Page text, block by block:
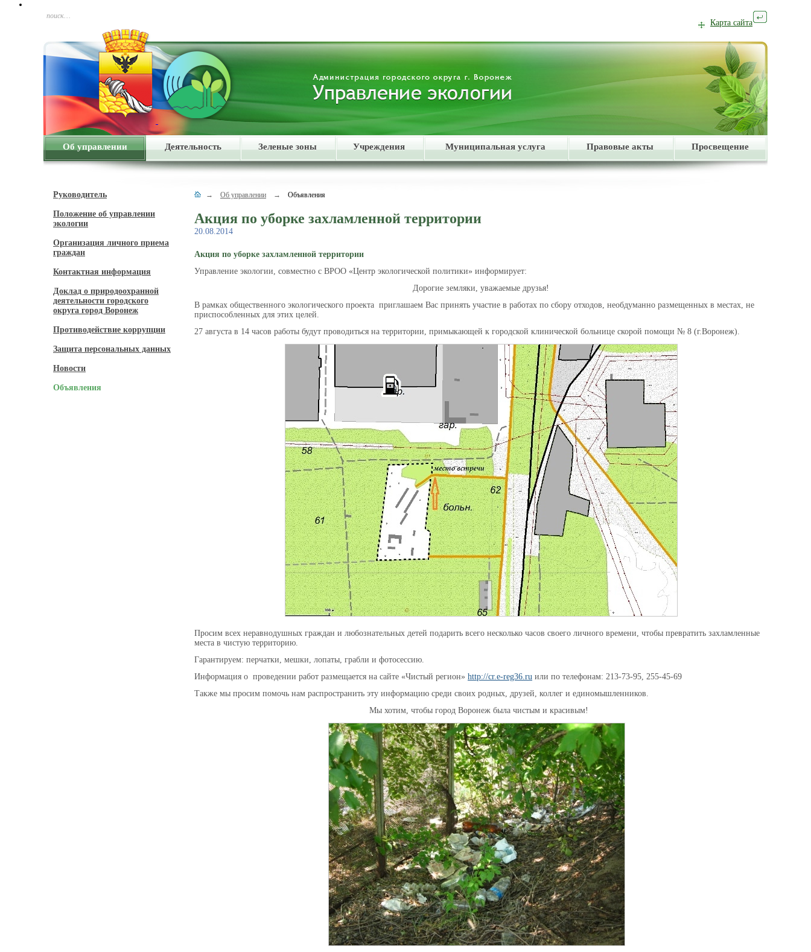
Карта сайта
поиск…
Об управлении Деятельность Зеленые зоны Учреждения Муниципальная услуга Правовые акты Просвещение
Руководитель
Положение об управлении
экологии
Организация личного приема
граждан
Контактная информация
Доклад о природоохранной
деятельности городского
округа город Воронеж
Противодействие коррупции
Защита персональных данных
Новости
Объявления
→ Об управлении → Объявления
Акция по уборке захламленной территории
20.08.2014
Акция по уборке захламленной территории
Управление экологии, совместно с ВРОО «Центр экологической политики» информирует:
Дорогие земляки, уважаемые друзья!
В рамках общественного экологического проекта приглашаем Вас принять участие в работах по сбору отходов, необдуманно размещенных в местах, не
приспособленных для этих целей.
27 августа в 14 часов работы будут проводиться на территории, примыкающей к городской клинической больнице скорой помощи № 8 (г.Воронеж).
Просим всех неравнодушных граждан и любознательных детей подарить всего несколько часов своего личного времени, чтобы превратить захламленные
места в чистую территорию.
Гарантируем: перчатки, мешки, лопаты, грабли и фотосессию.
Информация о проведении работ размещается на сайте «Чистый регион» http://cr.e-reg36.ru или по телефонам: 213-73-95, 255-45-69
Также мы просим помочь нам распространить эту информацию среди своих родных, друзей, коллег и единомышленников.
Мы хотим, чтобы город Воронеж была чистым и красивым!